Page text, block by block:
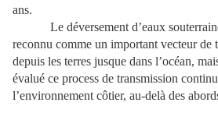
ans.
Le déversement d’eaux
reconnu comme un important vecteur de
depuis les terres jusque dans l’océan,
évalué ce process de transmission
l’environnement côtier, au-delà des